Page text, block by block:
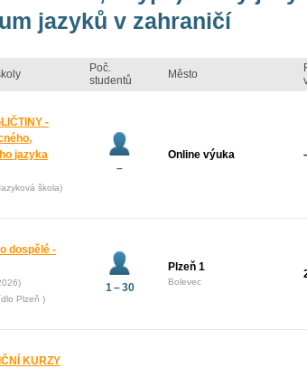
jazyků v zahraničí
Poč.
studentů
Město
-
jazyka
škola)
–
Online výuka
dospělé -
Plzeň )
1 – 30
Plzeň 1
Bolevec
KURZY